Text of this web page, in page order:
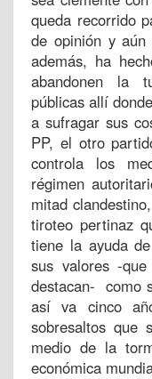
queda recorrido
de opinión y
además, ha
abandonen la
públicas allí
a sufragar sus
PP, el otro
controla los
régimen
mitad
tiroteo pertinaz
tiene la ayuda
sus valores -
destacan- como
así va cinco
sobresaltos que
medio de la
económica